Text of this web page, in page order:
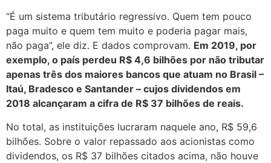
“É um sistema tributário regressivo. Quem tem pouco
paga muito e quem tem muito e poderia pagar mais,
não paga”, ele diz. E dados comprovam. Em 2019, por
exemplo, o país perdeu R$ 4,6 bilhões por não tributar
apenas três dos maiores bancos que atuam no Brasil –
Itaú, Bradesco e Santander – cujos dividendos em
2018 alcançaram a cifra de R$ 37 bilhões de reais.
No total, as instituições lucraram naquele ano, R$ 59,6
bilhões. Sobre o valor repassado aos acionistas como
dividendos, os R$ 37 bilhões citados acima, não houve